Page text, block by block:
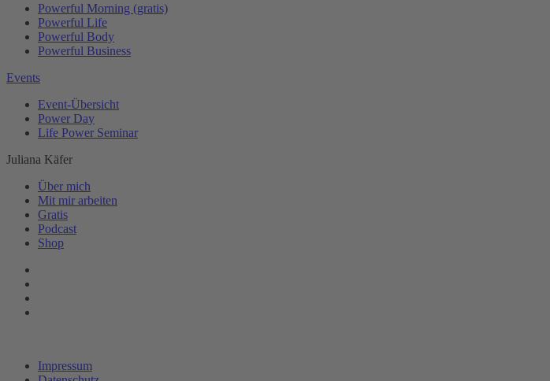
Powerful Morning (gratis)
Powerful Life
Powerful Body
Powerful Business
Events
Event-Übersicht
Power Day
Life Power Seminar
Juliana Käfer
Über mich
Mit mir arbeiten
Gratis
Podcast
Shop
Impressum